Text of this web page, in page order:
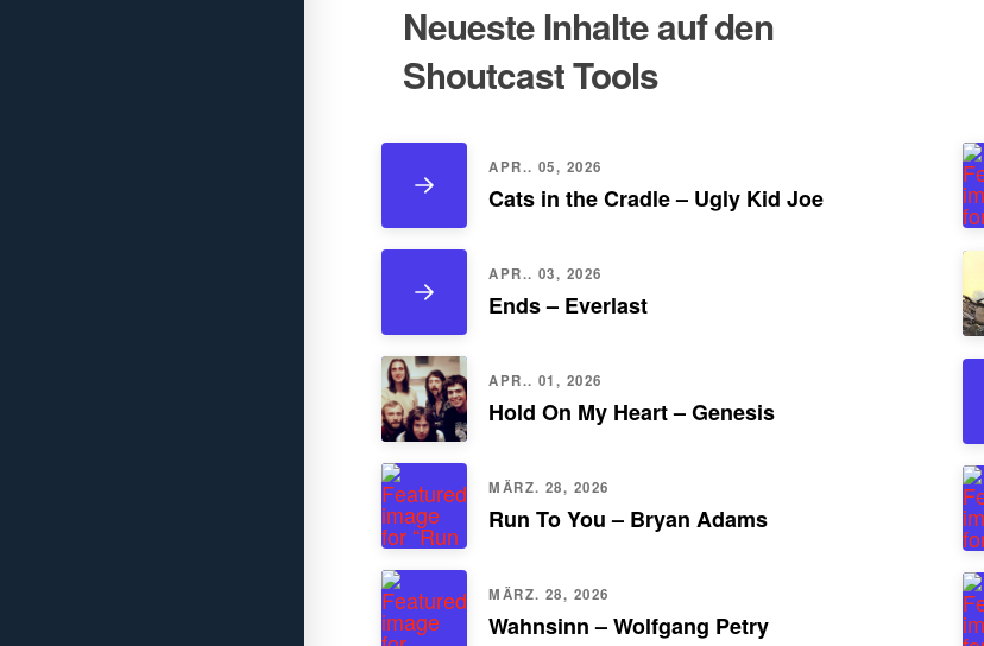
Neueste Inhalte auf den
Shoutcast Tools
APR.. 05, 2026
Cats in the Cradle – Ugly Kid Joe
APR.. 03, 2026
Ends – Everlast
APR.. 01, 2026
Hold On My Heart – Genesis
MÄRZ. 28, 2026
Run To You – Bryan Adams
MÄRZ. 28, 2026
Wahnsinn – Wolfgang Petry